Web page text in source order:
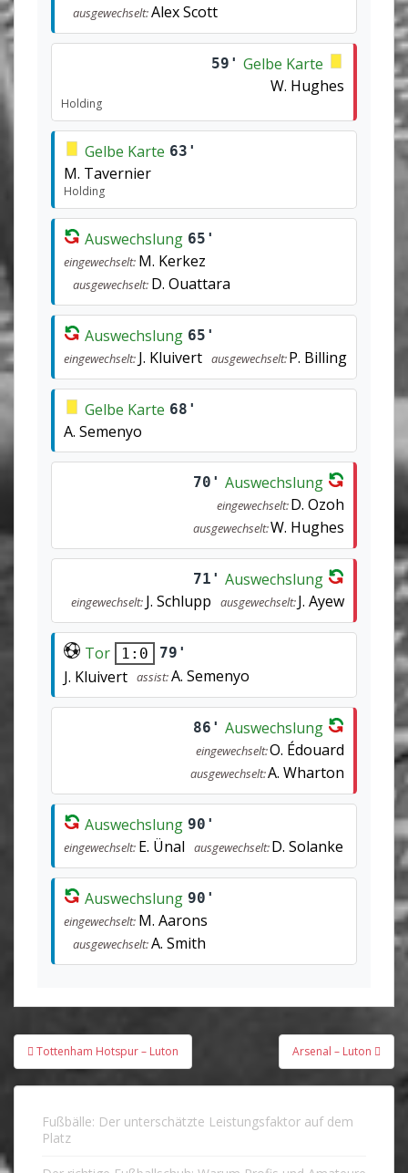
ausgewechselt:Alex Scott
59' Gelbe Karte
W. Hughes
Holding
Gelbe Karte 63'
M. Tavernier
Holding
Auswechslung 65'
eingewechselt: M. Kerkez
ausgewechselt: D. Ouattara
Auswechslung 65'
eingewechselt: J. Kluivert ausgewechselt:P. Billing
Gelbe Karte 68'
A. Semenyo
70' Auswechslung
eingewechselt:D. Ozoh
ausgewechselt:W. Hughes
71' Auswechslung
eingewechselt: J. Schlupp ausgewechselt:J. Ayew
Tor 1:0 79'
J. Kluivert assist:A. Semenyo
86' Auswechslung
eingewechselt:O. Édouard
ausgewechselt:A. Wharton
Auswechslung 90'
eingewechselt: E. Ünal ausgewechselt:D. Solanke
Auswechslung 90'
eingewechselt: M. Aarons
ausgewechselt:A. Smith
Beitragsnavigation
Tottenham Hotspur – Luton Arsenal – Luton
Fußbälle: Der unterschätzte Leistungsfaktor auf dem
Platz